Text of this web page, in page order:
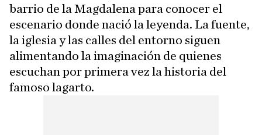
barrio de la Magdalena para conocer el
escenario donde nació la leyenda. La fuente,
la iglesia y las calles del entorno siguen
alimentando la imaginación de quienes
escuchan por primera vez la historia del
famoso lagarto.